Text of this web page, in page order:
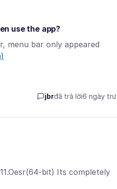
use the app?
menu bar only appeared
jbrđã trả lời6 ngày
bit) Its completely